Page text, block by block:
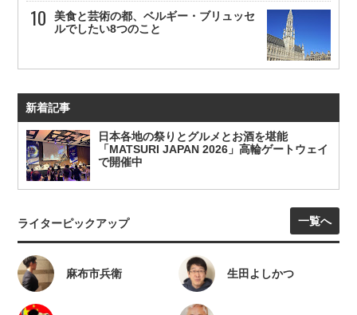
美食と芸術の都、ベルギー・ブリュッセ
ルでしたい8つのこと
新着記事
日本各地の祭りとグルメとお酒を堪能
「MATSURI JAPAN 2026」高輪ゲートウェイ
で開催中
ライターピックアップ 一覧へ
麻布市兵衛 生田よしかつ